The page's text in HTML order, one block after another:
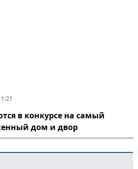
в конкурсе на самый
дом и двор